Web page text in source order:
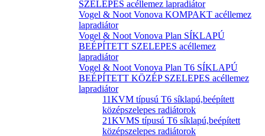
SZELEPES acéllemez lapradiátor
Vogel & Noot Vonova KOMPAKT acéllemez
lapradiátor
Vogel & Noot Vonova Plan SÍKLAPÚ
BEÉPÍTETT SZELEPES acéllemez
lapradiátor
Vogel & Noot Vonova Plan T6 SÍKLAPÚ
BEÉPÍTETT KÖZÉP SZELEPES acéllemez
lapradiátor
11KVM típusú T6 síklapú,beépített
középszelepes radiátorok
21KVMS típusú T6 síklapú,beépített
középszelepes radiátorok